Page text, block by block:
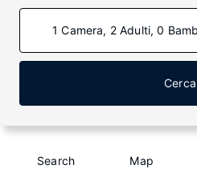
1 Camera, 2 Adulti, 0
Cerca
Search Map